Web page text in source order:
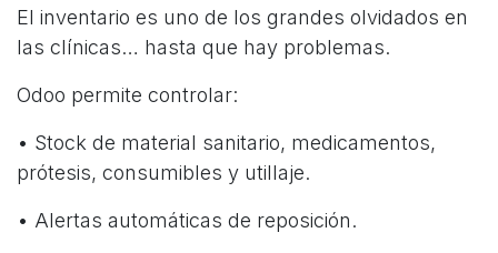
El inventario es uno de los grandes olvidados en
las clínicas… hasta que hay problemas.
Odoo permite controlar:
• Stock de material sanitario, medicamentos,
prótesis, consumibles y utillaje.
• Alertas automáticas de reposición.